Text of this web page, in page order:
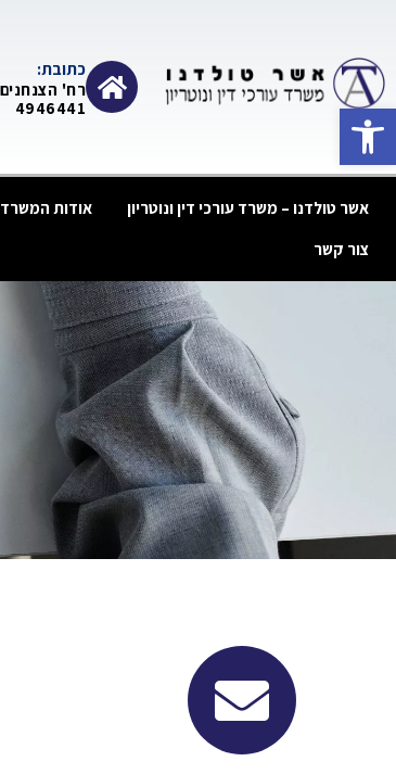
פתח סרגל נגישות
כתובת:
4946441
אשר טולדנו – משרד עורכי דין ונוטריון אודות המשרד
צור קשר